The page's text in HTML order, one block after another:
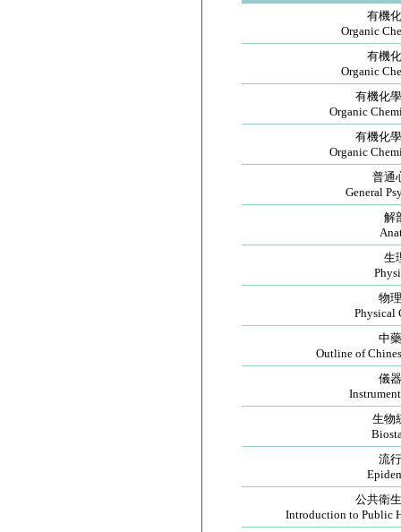
有機
Organic
有機
Organic
有機化
Organic
有機化
Organic
普通
General
解
生
物
Physical
中
Outline of
儀
生物
流
公共衛
Introduction to Public